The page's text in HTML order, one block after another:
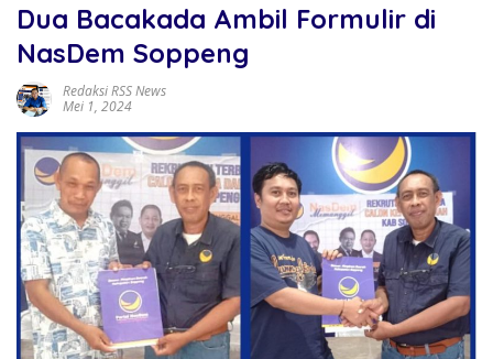
Dua Bacakada Ambil Formulir di
NasDem Soppeng
Redaksi RSS News
Mei 1, 2024